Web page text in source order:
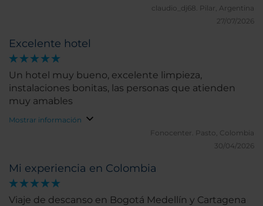
claudio_dj68.
Pilar, Argentina
27/07/2026
Excelente hotel
Un hotel muy bueno, excelente limpieza,
instalaciones bonitas, las personas que atienden
muy amables
Mostrar información
Fonocenter.
Pasto, Colombia
30/04/2026
Mi experiencia en Colombia
Viaje de descanso en Bogotá Medellín y Cartagena